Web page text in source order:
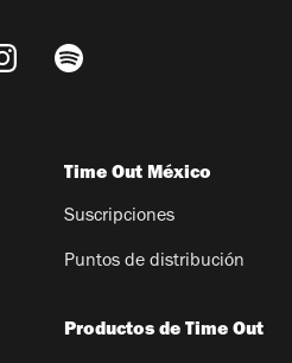
Time Out México
Suscripciones
Puntos de distribución
Productos de Time Out